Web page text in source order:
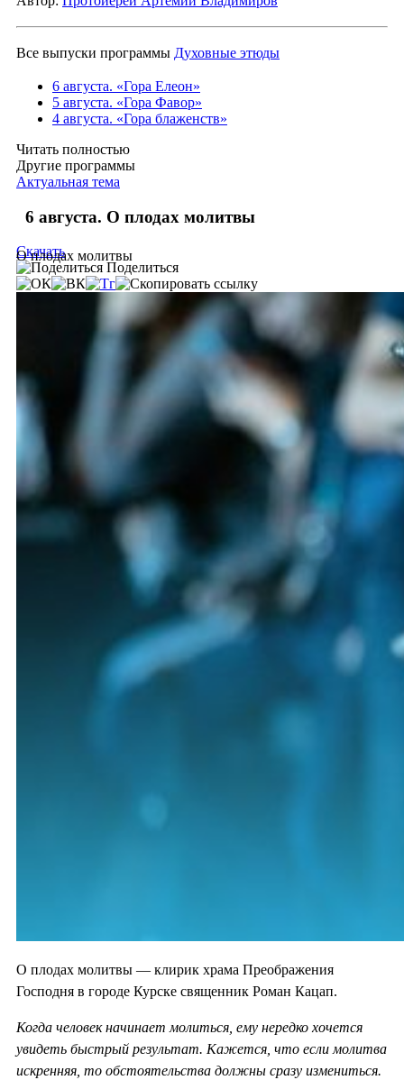
Все выпуски программы Духовные этюды
6 августа. «Гора Елеон»
5 августа. «Гора Фавор»
4 августа. «Гора блаженств»
Читать полностью
Другие программы
Актуальная тема
6 августа. О плодах молитвы
О плодах молитвы
Скачать
Поделиться
О плодах молитвы — клирик храма Преображения
Господня в городе Курске священник Роман Кацап.
Когда человек начинает молиться, ему нередко хочется
увидеть быстрый результат. Кажется, что если молитва
искренняя, то обстоятельства должны сразу измениться.